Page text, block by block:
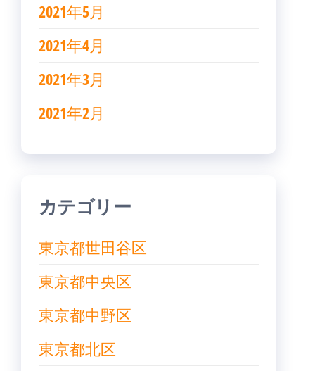
2021年5月
2021年4月
2021年3月
2021年2月
カテゴリー
東京都世田谷区
東京都中央区
東京都中野区
東京都北区